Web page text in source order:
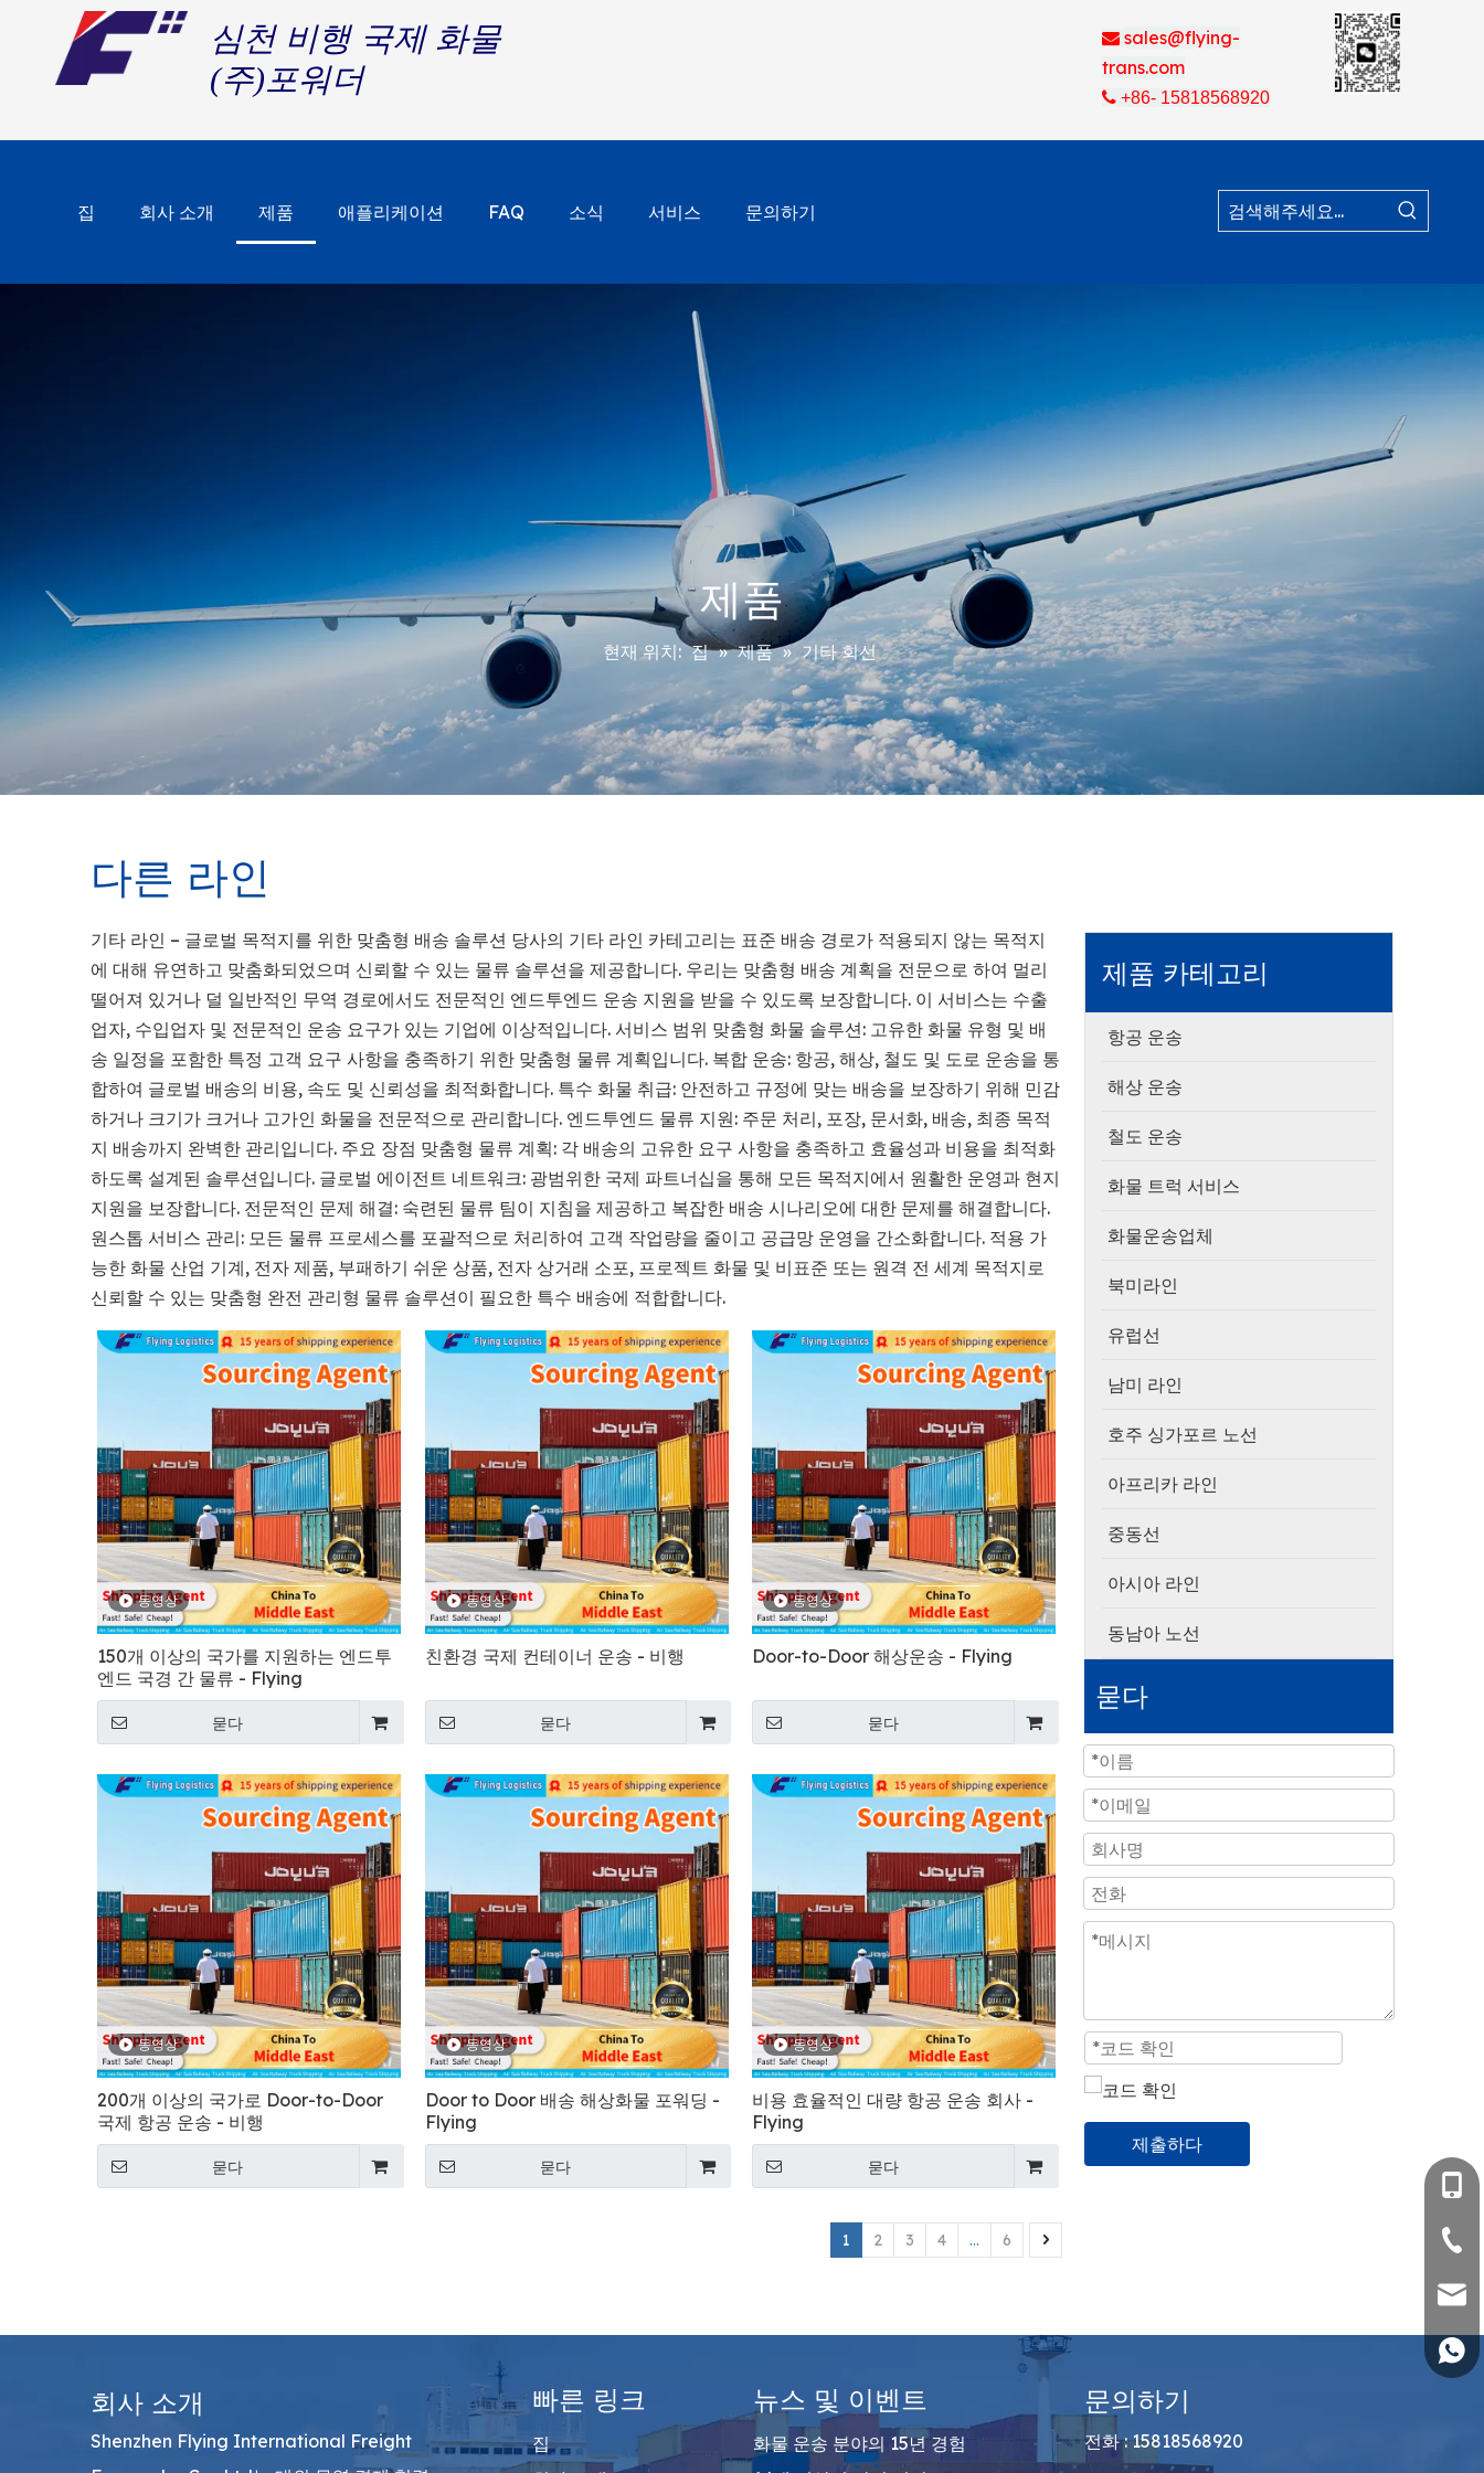
심천 비행 국제 화물
(주)포워더
 sales@flying-
trans.com
+86- 15818568920
집 회사 소개 제품 애플리케이션 FAQ 소식 서비스 문의하기
제품
현재 위치: 집 » 제품 » 기타 회선
다른 라인
기타 라인 – 글로벌 목적지를 위한 맞춤형 배송 솔루션 당사의 기타 라인 카테고리는 표준 배송 경로가 적용되지 않는 목적지
에 대해 유연하고 맞춤화되었으며 신뢰할 수 있는 물류 솔루션을 제공합니다. 우리는 맞춤형 배송 계획을 전문으로 하여 멀리
떨어져 있거나 덜 일반적인 무역 경로에서도 전문적인 엔드투엔드 운송 지원을 받을 수 있도록 보장합니다. 이 서비스는 수출
업자, 수입업자 및 전문적인 운송 요구가 있는 기업에 이상적입니다. 서비스 범위 맞춤형 화물 솔루션: 고유한 화물 유형 및 배
송 일정을 포함한 특정 고객 요구 사항을 충족하기 위한 맞춤형 물류 계획입니다. 복합 운송: 항공, 해상, 철도 및 도로 운송을 통
합하여 글로벌 배송의 비용, 속도 및 신뢰성을 최적화합니다. 특수 화물 취급: 안전하고 규정에 맞는 배송을 보장하기 위해 민감
하거나 크기가 크거나 고가인 화물을 전문적으로 관리합니다. 엔드투엔드 물류 지원: 주문 처리, 포장, 문서화, 배송, 최종 목적
지 배송까지 완벽한 관리입니다. 주요 장점 맞춤형 물류 계획: 각 배송의 고유한 요구 사항을 충족하고 효율성과 비용을 최적화
하도록 설계된 솔루션입니다. 글로벌 에이전트 네트워크: 광범위한 국제 파트너십을 통해 모든 목적지에서 원활한 운영과 현지
지원을 보장합니다. 전문적인 문제 해결: 숙련된 물류 팀이 지침을 제공하고 복잡한 배송 시나리오에 대한 문제를 해결합니다.
원스톱 서비스 관리: 모든 물류 프로세스를 포괄적으로 처리하여 고객 작업량을 줄이고 공급망 운영을 간소화합니다. 적용 가
능한 화물 산업 기계, 전자 제품, 부패하기 쉬운 상품, 전자 상거래 소포, 프로젝트 화물 및 비표준 또는 원격 전 세계 목적지로
신뢰할 수 있는 맞춤형 완전 관리형 물류 솔루션이 필요한 특수 배송에 적합합니다.
동영상
150개 이상의 국가를 지원하는 엔드투
엔드 국경 간 물류 - Flying
묻다
동영상
친환경 국제 컨테이너 운송 - 비행
묻다
동영상
Door-to-Door 해상운송 - Flying
묻다
동영상
200개 이상의 국가로 Door-to-Door
국제 항공 운송 - 비행
묻다
동영상
Door to Door 배송 해상화물 포워딩 -
Flying
묻다
동영상
비용 효율적인 대량 항공 운송 회사 -
Flying
묻다
1 2 3 4 ... 6
제품 카테고리
항공 운송
해상 운송
철도 운송
화물 트럭 서비스
화물운송업체
북미라인
유럽선
남미 라인
호주 싱가포르 노선
아프리카 라인
중동선
아시아 라인
동남아 노선
묻다
제출하다
회사 소개
Shenzhen Flying International Freight
빠른 링크
집
뉴스 및 이벤트
화물 운송 분야의 15년 경험
문의하기
전화 : 15818568920
+86